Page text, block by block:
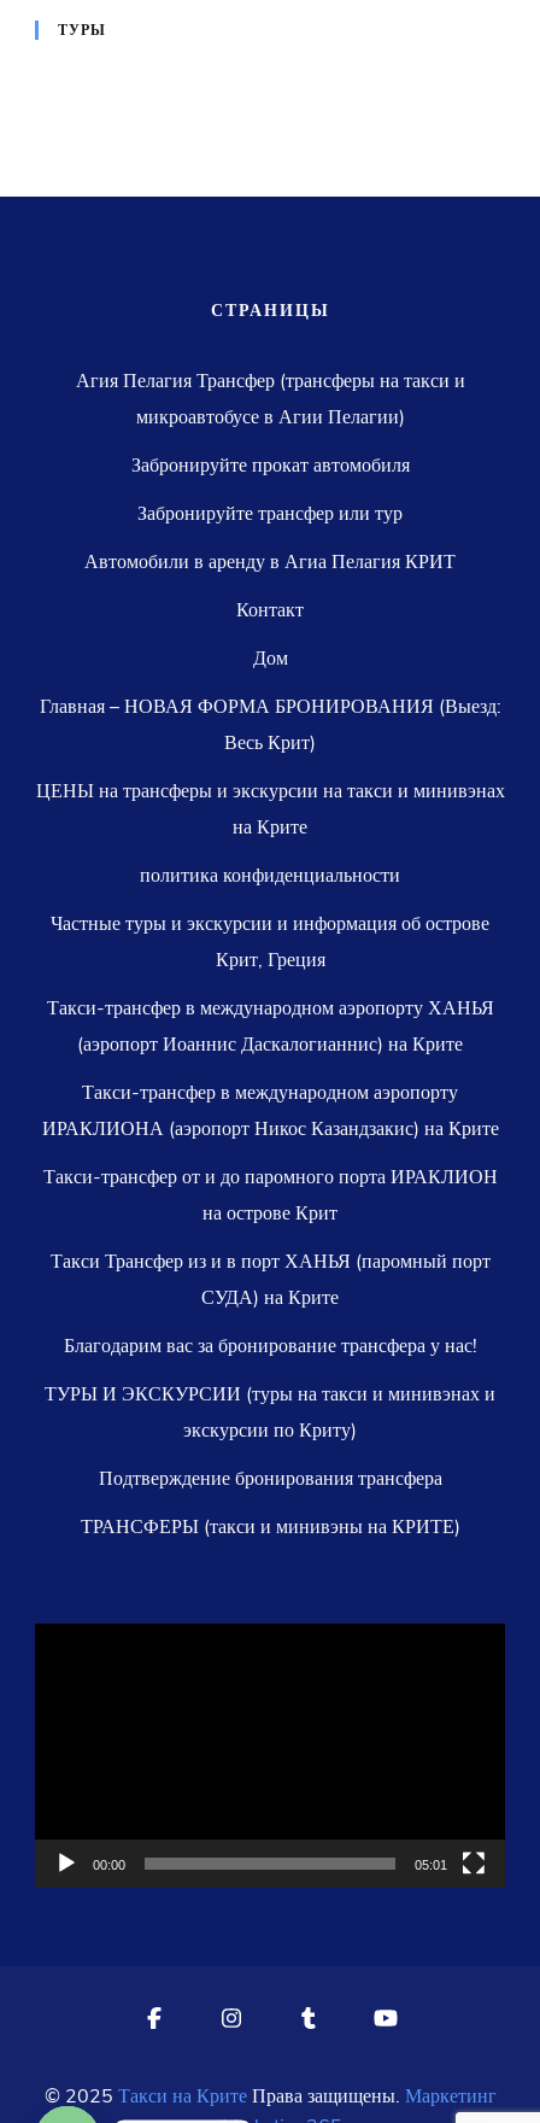
ТУРЫ
СТРАНИЦЫ
Агия Пелагия Трансфер (трансферы на такси и
микроавтобусе в Агии Пелагии)
Забронируйте прокат автомобиля
Забронируйте трансфер или тур
Автомобили в аренду в Агиа Пелагия КРИТ
Контакт
Дом
Главная – НОВАЯ ФОРМА БРОНИРОВАНИЯ (Выезд:
Весь Крит)
ЦЕНЫ на трансферы и экскурсии на такси и минивэнах
на Крите
политика конфиденциальности
Частные туры и экскурсии и информация об острове
Крит, Греция
Такси-трансфер в международном аэропорту ХАНЬЯ
(аэропорт Иоаннис Даскалогианнис) на Крите
Такси-трансфер в международном аэропорту
ИРАКЛИОНА (аэропорт Никос Казандзакис) на Крите
Такси-трансфер от и до паромного порта ИРАКЛИОН
на острове Крит
Такси Трансфер из и в порт ХАНЬЯ (паромный порт
СУДА) на Крите
Благодарим вас за бронирование трансфера у нас!
ТУРЫ И ЭКСКУРСИИ (туры на такси и минивэнах и
экскурсии по Криту)
Подтверждение бронирования трансфера
ТРАНСФЕРЫ (такси и минивэны на КРИТЕ)
00:00 05:01
© 2025 Такси на КритеПрава защищены. Маркетинг